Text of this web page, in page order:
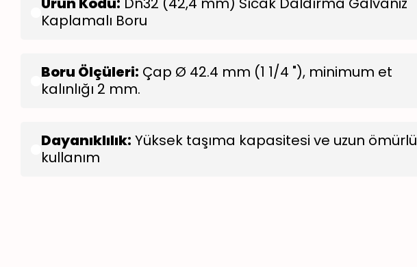
Kaplamalı Boru
Boru Ölçüleri: Çap Ø 42.4 mm (1 1/4 "), minimum et
kalınlığı 2 mm.
Dayanıklılık: Yüksek taşıma kapasitesi ve uzun ömürlü
kullanım